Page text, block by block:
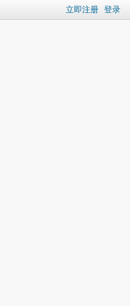
立即注册 登录